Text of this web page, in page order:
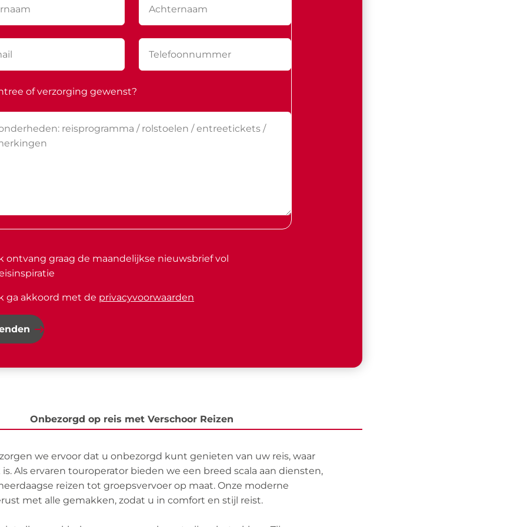
of verzorging gewenst?
ontvang graag de maandelijkse nieuwsbrief vol
ga akkoord met de privacyvoorwaarden
Onbezorgd op reis met Verschoor Reizen
we ervoor dat u onbezorgd kunt genieten van uw reis, waar
Als ervaren touroperator bieden we een breed scala aan diensten,
reizen tot groepsvervoer op maat. Onze moderne
met alle gemakken, zodat u in comfort en stijl reist.